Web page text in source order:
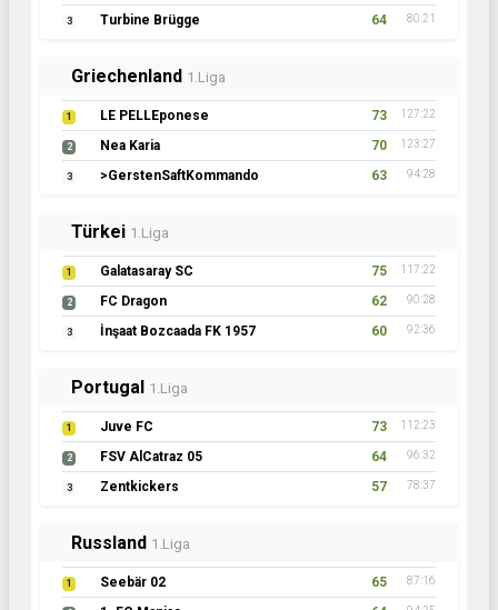
3 Turbine Brügge 64 80:21
Griechenland 1.Liga
1 LE PELLEponese 73 127:22
2 Nea Karia 70 123:27
3 >GerstenSaftKommando 63 94:28
Türkei 1.Liga
1 Galatasaray SC 75 117:22
2 FC Dragon 62 90:28
3 İnşaat Bozcaada FK 1957 60 92:36
Portugal 1.Liga
1 Juve FC 73 112:23
2 FSV AlCatraz 05 64 96:32
3 Zentkickers 57 78:37
Russland 1.Liga
1 Seebär 02 65 87:16